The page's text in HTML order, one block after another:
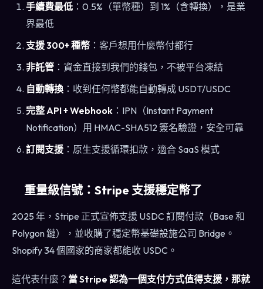
手續費最低 ：0.5%（單幣種）到 1%（含轉換），是業
界最低
支援 300+ 種幣 ：客戶想用什麼幣付都行
非託管 ：資金直接到我們的錢包，不被平台凍結
自動轉換 ：收到任何幣都能自動轉成 USDT/USDC
完整 API + Webhook ：IPN（Instant Payment
Notification）用 HMAC-SHA512 簽名驗證，安全可靠
訂閱支援 ：原生支援循環扣款，適合 SaaS 模式
重量級信號：Stripe 支援穩定幣了
2025 年，Stripe 正式宣佈支援 USDC 訂閱付款（Base 和
Polygon 鏈），並收購了穩定幣基礎設施公司 Bridge。
Shopify 34 個國家的商家都能收 USDC。
這代表什麼？ 當 Stripe 認為一個支付方式值得支援，那就